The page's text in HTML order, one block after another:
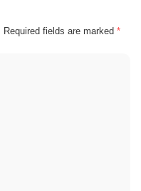
Required fields are marked *